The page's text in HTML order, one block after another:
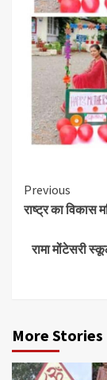
Continue
Previous
राष्ट्र का विकास
रामा मोंटेसरी
More Stories